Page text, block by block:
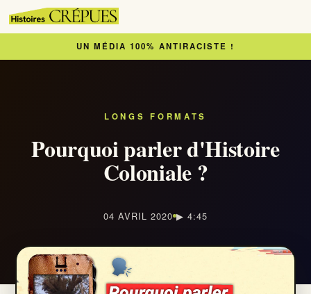
Articles
Nous soutenir
UN MÉDIA 100% ANTIRACISTE !
LONGS FORMATS
Pourquoi parler d'Histoire
Coloniale ?
04 AVRIL 2020 ▶ 4:45